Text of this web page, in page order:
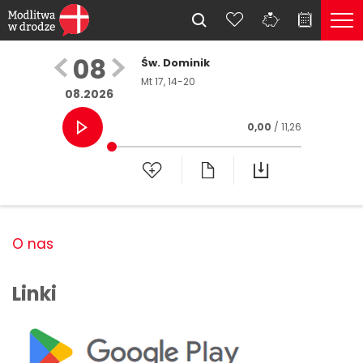
08
08.2026
Św. Dominik
Mt 17, 14-20
0,00 / 11,26
O nas
Linki